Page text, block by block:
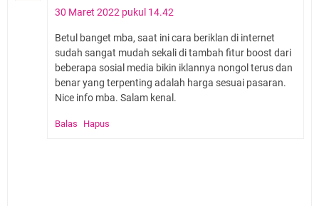
30 Maret 2022 pukul 14.42
Betul banget mba, saat ini cara beriklan di internet
sudah sangat mudah sekali di tambah fitur boost dari
beberapa sosial media bikin iklannya nongol terus dan
benar yang terpenting adalah harga sesuai pasaran.
Nice info mba. Salam kenal.
Balas Hapus